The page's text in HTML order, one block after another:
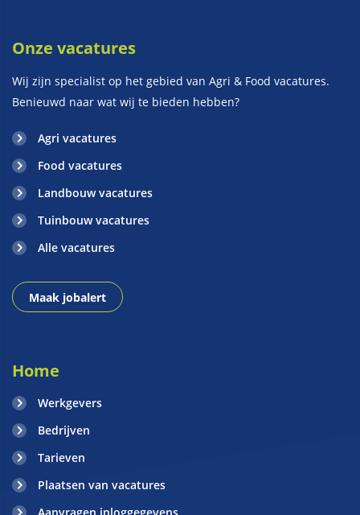
Onze vacatures
Wij zijn specialist op het gebied van Agri & Food vacatures.
Benieuwd naar wat wij te bieden hebben?
Agri vacatures
Food vacatures
Landbouw vacatures
Tuinbouw vacatures
Alle vacatures
Maak jobalert
Home
Werkgevers
Bedrijven
Tarieven
Plaatsen van vacatures
Aanvragen inloggegevens